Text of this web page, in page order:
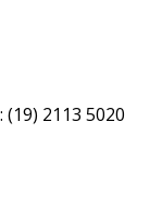
2113 5020